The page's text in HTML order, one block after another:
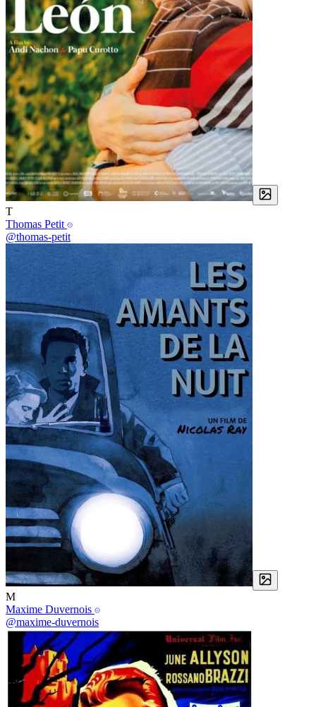
T
Thomas Petit
@thomas-petit
M
Maxime Duvernois
@maxime-duvernois